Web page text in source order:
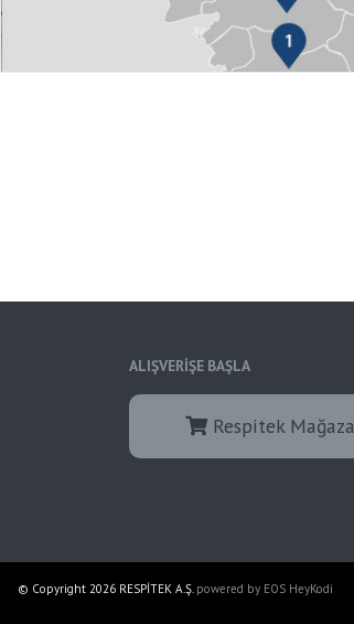
ALIŞVERİŞE BAŞLA
Respitek Mağaza
© Copyright 2026 RESPİTEK A.Ş. powered by EOS HeyKodi